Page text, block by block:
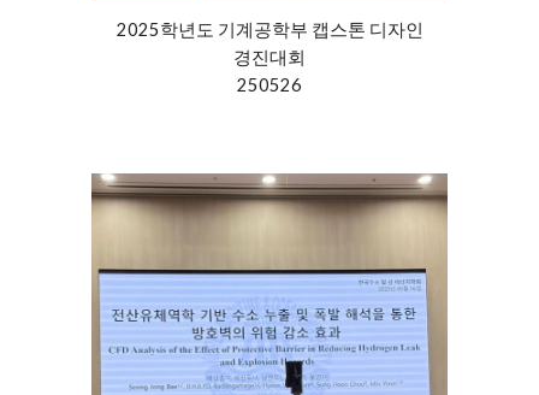
2025학년도 기계공학부 캡스톤 디자인
경진대회
250526